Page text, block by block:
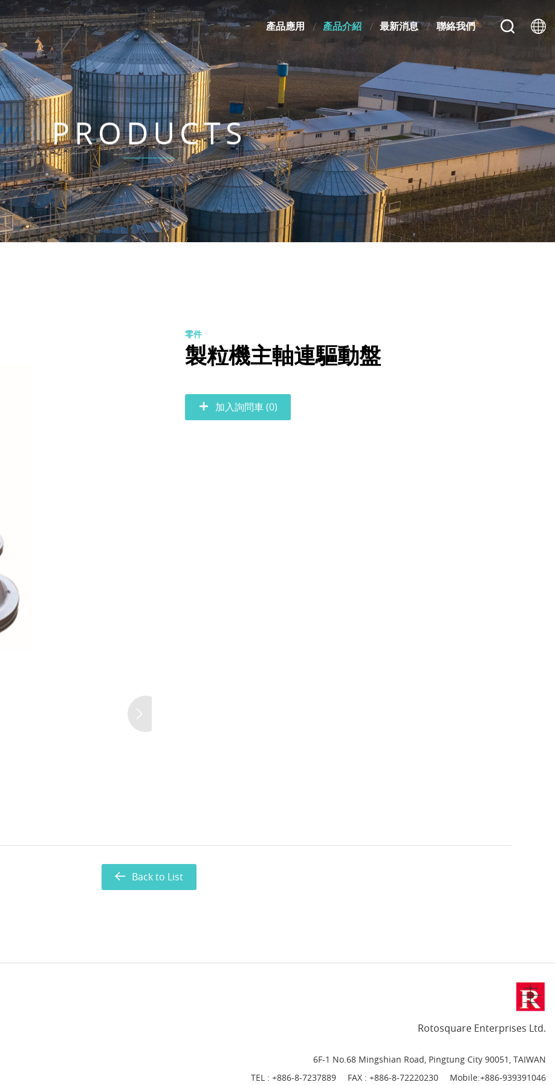
產品應用 產品介紹 最新消息 聯絡我們
PRODUCTS
零件
製粒機主軸連驅動盤
加入詢問車 (0)
Back to List
Rotosquare Enterprises Ltd.
6F-1 No.68 Mingshian Road, Pingtung City 90051, TAIWAN
TEL : +886-8-7237889 FAX : +886-8-72220230 Mobile:+886-939391046